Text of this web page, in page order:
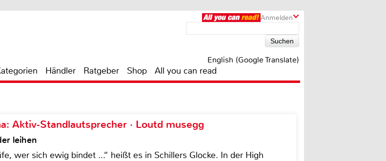
Anmelden
English (Google Translate)
Händler Ratgeber Shop All you can read
Aktiv-Standlautsprecher · Loutd musegg
leihen
wer sich ewig bindet ...“ heißt es in Schillers Glocke. In der High